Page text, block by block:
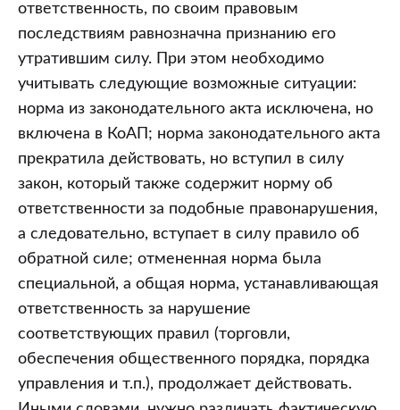
ответственность, по своим правовым
последствиям равнозначна признанию его
утратившим силу. При этом необходимо
учитывать следующие возможные ситуации:
норма из законодательного акта исключена, но
включена в КоАП; норма законодательного акта
прекратила действовать, но вступил в силу
закон, который также содержит норму об
ответственности за подобные правонарушения,
а следовательно, вступает в силу правило об
обратной силе; отмененная норма была
специальной, а общая норма, устанавливающая
ответственность за нарушение
соответствующих правил (торговли,
обеспечения общественного порядка, порядка
управления и т.п.), продолжает действовать.